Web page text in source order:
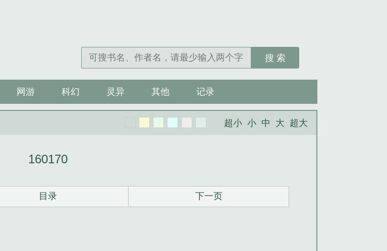
搜 索
网游 科幻 灵异 其他 记录
超小 小 中 大 超大
160170
目录 下一页